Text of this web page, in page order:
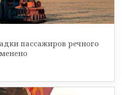
пассажиров речного